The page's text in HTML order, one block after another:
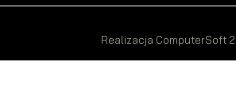
Realizacja ComputerSoft